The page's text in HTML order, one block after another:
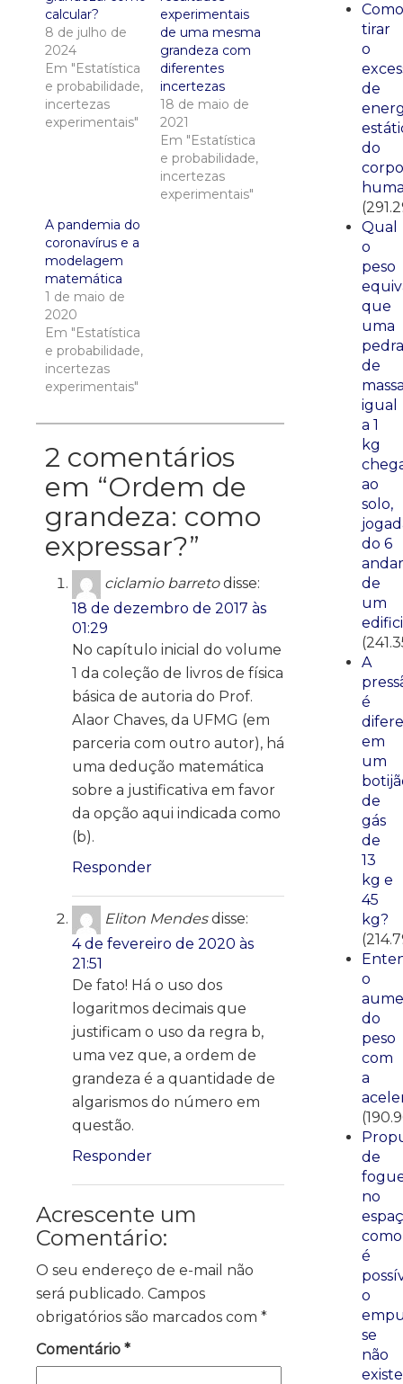
calcular?
8 de julho de
2024
Em "Estatística
e probabilidade,
incertezas
experimentais"
experimentais
de uma mesma
grandeza com
diferentes
incertezas
18 de maio de
2021
Em "Estatística
e probabilidade,
incertezas
experimentais"
A pandemia do
coronavírus e a
modelagem
matemática
1 de maio de
2020
Em "Estatística
e probabilidade,
incertezas
experimentais"
2 comentários
em “Ordem de
grandeza: como
expressar?”
ciclamio barreto disse:
18 de dezembro de 2017 às
01:29
No capítulo inicial do volume
1 da coleção de livros de física
básica de autoria do Prof.
Alaor Chaves, da UFMG (em
parceria com outro autor), há
uma dedução matemática
sobre a justificativa em favor
da opção aqui indicada como
(b).
Responder
Eliton Mendes disse:
4 de fevereiro de 2020 às
21:51
De fato! Há o uso dos
logaritmos decimais que
justificam o uso da regra b,
uma vez que, a ordem de
grandeza é a quantidade de
algarismos do número em
questão.
Responder
Acrescente um
Comentário:
O seu endereço de e-mail não
será publicado. Campos
obrigatórios são marcados com *
Comentário *
Como
tirar
o
de
do
corpo
Qual
o
peso
que
uma
pedra
de
igual
a 1
kg
ao
solo,
do 6
andar
de
um
A
é
em
um
de
gás
de
13
kg e
45
kg?
o
do
peso
com
a
de
no
como
é
o
se
não
existe